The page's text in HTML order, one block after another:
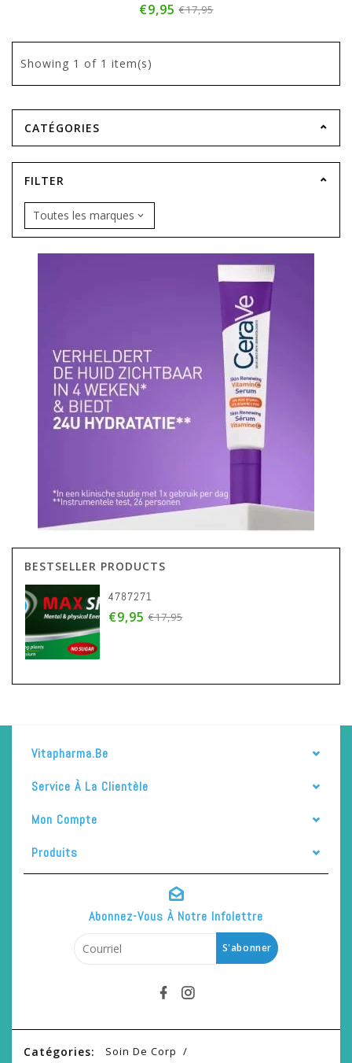
€9,95 €17,95
Showing 1 of 1 item(s)
CATÉGORIES
FILTER
BESTSELLER PRODUCTS
4787271
€9,95 €17,95
Vitapharma.be
Service À La Clientèle
Mon Compte
Produits
Abonnez-Vous À Notre Infolettre
S'abonner
Catégories: Soin De Corp